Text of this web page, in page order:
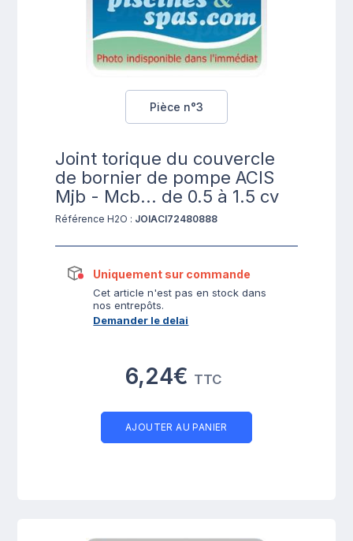
Pièce n°3
Joint torique du couvercle
de bornier de pompe ACIS
Mjb - Mcb... de 0.5 à 1.5 cv
Référence H2O : JOIACI72480888
Uniquement sur commande
Cet article n'est pas en stock dans
nos entrepôts.
Demander le delai
6,24€ TTC
AJOUTER AU PANIER